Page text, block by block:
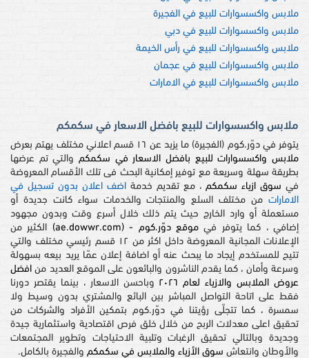
ملابس واكسسوارات للبيع في الفجيرة
ملابس واكسسوارات للبيع في دبي
ملابس واكسسوارات للبيع في رأس الخيمة
ملابس واكسسوارات للبيع في عجمان
ملابس واكسسوارات للبيع في الامارات
ملابس واكسسوارات للبيع بافضل الاسعار في سكمكم
يتوفر في دوّر.كوم (الفجيرة) ما يزيد عن ١٦ قسم اعلاني مختلف يهتم بعرض
ملابس واكسسوارات للبيع بافضل الاسعار في سكمكم والتي تم عرضها
بطريقة سهلة وسريعة مع توفير إمكانية البحث فى تلك الأقسام المعروضة
في سوق ازياء سكمكم ، مع تقديم خدمة
اضف اعلان بدون تسجيل في
الامارات من مختلف السلع والمنتجات والخدمات سواء كانت جديدة أو
مستعملة أو وارد الخارج حيث يتم ذلك خلال أسرع وقت وبدون مجهود
إضافي ، كما يتوفر في موقع دوّر.كوم - (ae.dowwr.com)
الكثير من
الإعلانات المجانية المعروضة داخل اكثر من ١٢ قسم رئيسي مختلف والتي
تتيح للمستخدم إيجاد ما يبحث عنه أو اضافة إعلان عمّا يريد بيعه بسهولة
وسرعة وأمان ، كما يقدم الناشرون والبائعون على الموقع العديد من افضل
عروض الملابس والازياء لعام ٢٠٢٦
وباحسن الاسعار ، بينما يقتصر دورنا
فقط على اتاحة التواصل المباشر بين البائع والمشتري بدون وسيط ولا
سمسرة ، كما تتجلّى رؤيتنا في دوّر.كوم بتمكين الأفراد والشركات من
تحقيق اعلى معدلات الربح من خلال خلق فرص اقتصادية واستثمارية جيدة
وجديدة وبالتالي تحقيق الرغبات وتلبية الاحتياجات وتطوير المجتمعات
والأوطان وانتعاش سوق الأزياء والملابس في سكمكم والفجيرة بالكامل.